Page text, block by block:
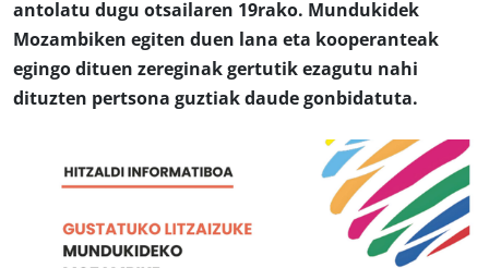
antolatu dugu otsailaren 19rako. Mundukidek
Mozambiken egiten duen lana eta kooperanteak
egingo dituen zereginak gertutik ezagutu nahi
dituzten pertsona guztiak daude gonbidatuta.